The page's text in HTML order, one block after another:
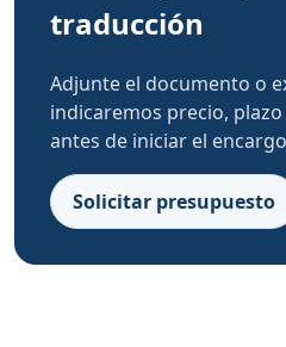
traducción
Adjunte el documento o
indicaremos precio,
antes de iniciar el
Solicitar presupuesto